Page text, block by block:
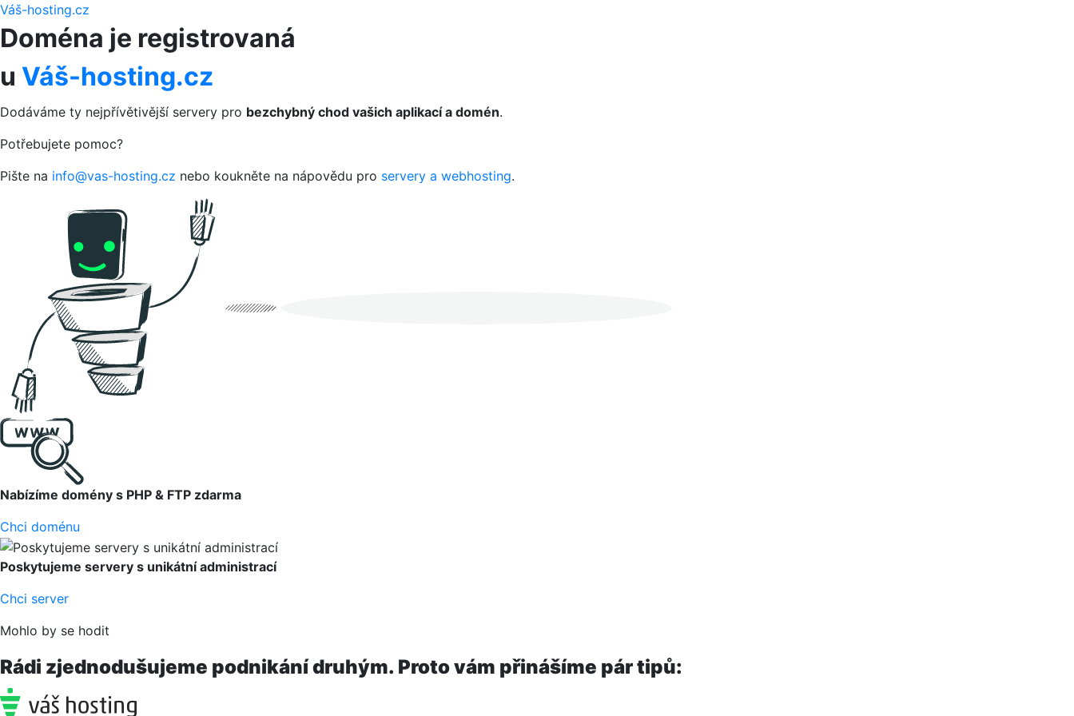
Váš-hosting.cz
Doména je registrovaná
u Váš-hosting.cz
Dodáváme ty nejpřívětivější servery pro bezchybný chod vašich aplikací a domén.
Potřebujete pomoc?
Pište na info@vas-hosting.cz nebo koukněte na nápovědu pro servery a webhosting.
Nabízíme domény s PHP & FTP zdarma
Chci doménu
Poskytujeme servery s unikátní administrací
Chci server
Mohlo by se hodit
Rádi zjednodušujeme podnikání druhým. Proto vám přinášíme pár tipů: